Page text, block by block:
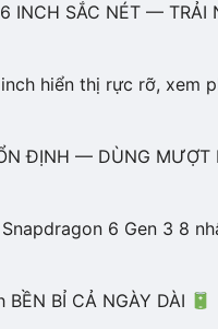
INCH SẮC NÉT — TRẢI
hiển thị rực rỡ, xem
ĐỊNH — DÙNG MƯỢT
6 Gen 3 8
BỀN BỈ CẢ NGÀY DÀI